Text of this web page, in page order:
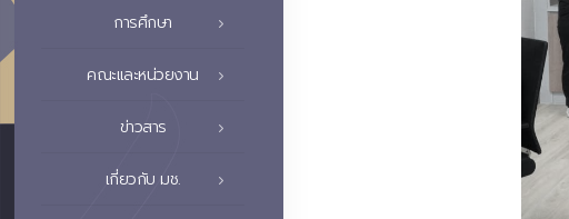
การศึกษา
คณะและหน่วยงาน
ข่าวสาร
เกี่ยวกับ มช.